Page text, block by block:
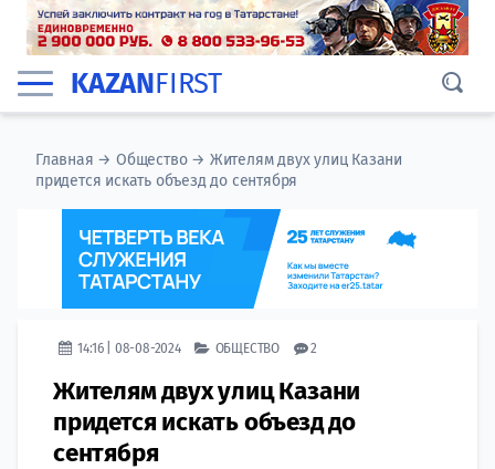
KAZANFIRST
Главная →Общество→ Жителям двух улиц Казани
придется искать объезд до сентября
14:16 | 08-08-2024 ОБЩЕСТВО 2
Жителям двух улиц Казани
придется искать объезд до
сентября